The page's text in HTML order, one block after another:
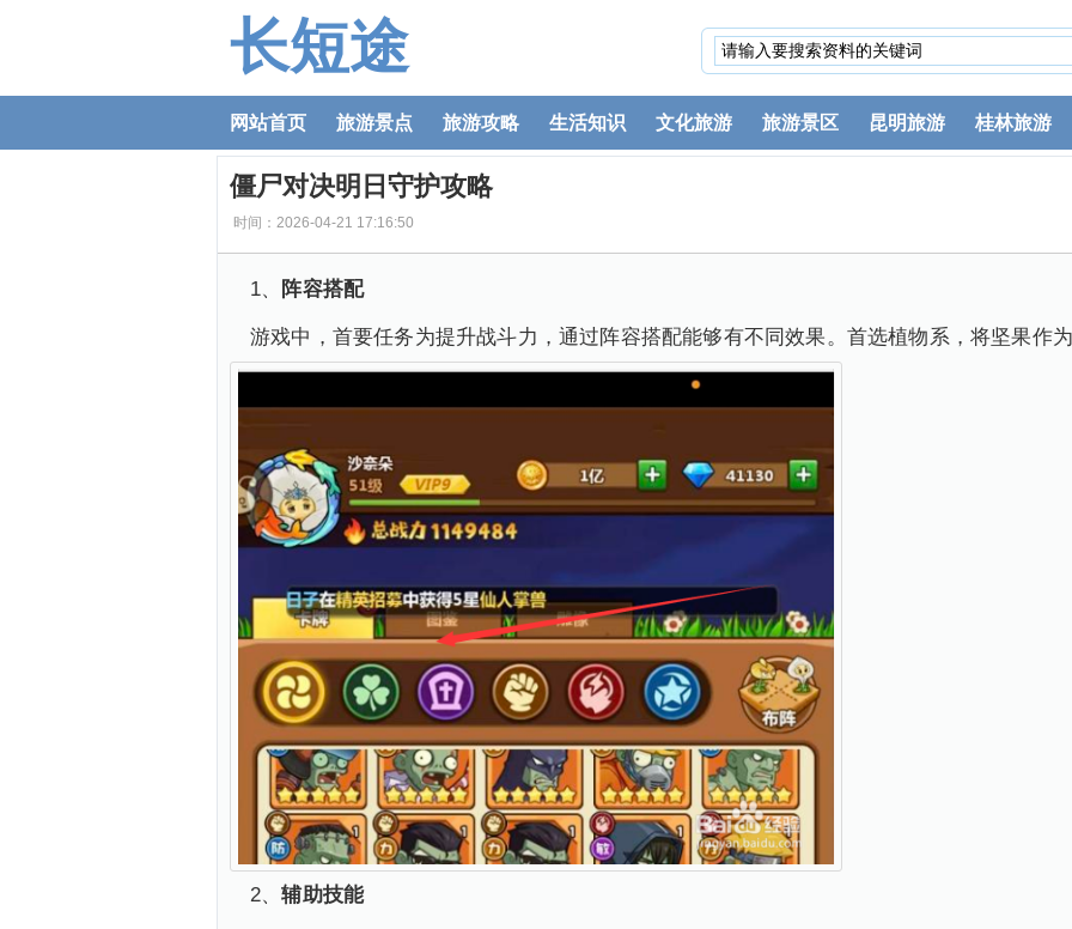
长短途
网站首页 旅游景点 旅游攻略 生活知识 文化旅游 旅游景区 昆明旅游 桂林旅游
僵尸对决明日守护攻略
时间：2026-04-21 17:16:50
1、 阵容搭配
游戏中，首要任务为提升战斗力，通过阵容搭配能够有不同效果。首选植物系，将坚果作
2、辅助技能